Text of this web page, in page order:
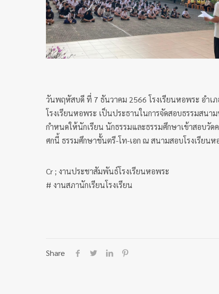
วันพฤหัสบดี ที่ 7 ธันวาคม 2566 โรงเรียนหอพระ อำเ
โรงเรียนหอพระ เป็นประธานในการจัดสอบธรรมสนา
กำหนดให้นักเรียน นักธรรมและธรรมศึกษาเข้าสอบวั
ศกนี้ ธรรมศึกษาชั้นตรี-โท-เอก ณ สนามสอบโรงเรียนห
Cr ; งานประชาสัมพันธ์โรงเรียนหอพระ
# งานสภานักเรียนโรงเรียน
Share